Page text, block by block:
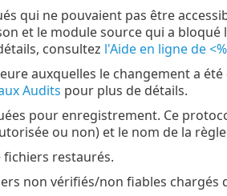
qui ne pouvaient pas être
et le module source qui a bloqué
consultez l'Aide en ligne de
auxquelles le changement a été
Audits pour plus de détails.
pour enregistrement. Ce
ou non) et le nom de la
restaurés.
non vérifiés/non fiables chargés